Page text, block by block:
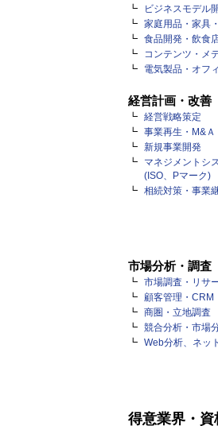
ビジネスモデル
家庭用品・家具
食品開発・飲食
コンテンツ・メ
電気製品・オフ
経営計画・改善
経営戦略策定
事業再生・M&Ａ
新規事業開発
マネジメントシ
(ISO、Pマーク)
相続対策・事業
市場分析・調査
市場調査・リサ
顧客管理・CRM
商圏・立地調査
競合分析・市場
Web分析、ネッ
得意業界・